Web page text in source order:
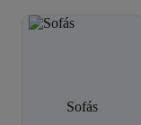
Sofás